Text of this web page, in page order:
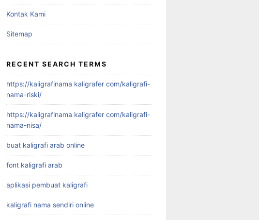
Kontak Kami
Sitemap
RECENT SEARCH TERMS
https://kaligrafinama kaligrafer com/kaligrafi-
nama-riski/
https://kaligrafinama kaligrafer com/kaligrafi-
nama-nisa/
buat kaligrafi arab online
font kaligrafi arab
aplikasi pembuat kaligrafi
kaligrafi nama sendiri online